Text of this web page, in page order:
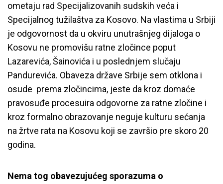
ometaju rad Specijalizovanih sudskih veća i
Specijalnog tužilaštva za Kosovo. Na vlastima u Srbiji
je odgovornost da u okviru unutrašnjeg dijaloga o
Kosovu ne promovišu ratne zločince poput
Lazarevića, Šainovića i u poslednjem slučaju
Pandurevića. Obaveza države Srbije sem otklona i
osude prema zločincima, jeste da kroz domaće
pravosuđe procesuira odgovorne za ratne zločine i
kroz formalno obrazovanje neguje kulturu sećanja
na žrtve rata na Kosovu koji se završio pre skoro 20
godina.
Nema tog obavezujućeg sporazuma o